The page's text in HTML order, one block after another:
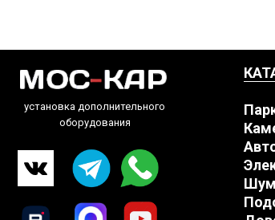
установка дополнительного
оборудования